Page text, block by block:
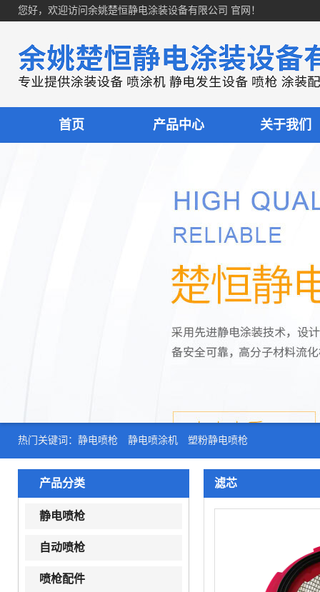
您好，欢迎访问余姚楚恒静电涂装设备有限公司 官网！
首页 产品中心 关于我们
热门关键词： 静电喷枪 静电喷涂机 塑粉静电喷枪
产品分类
静电喷枪
自动喷枪
喷枪配件
滤芯